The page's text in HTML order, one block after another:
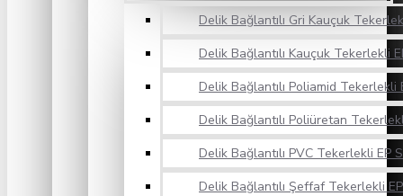
Delik Bağlantılı Gri Kauçuk
Delik Bağlantılı Kauçuk Tekerlekli
Delik Bağlantılı Poliamid Tekerlekli
Delik Bağlantılı Poliüretan
Delik Bağlantılı PVC Tekerlekli EP
Delik Bağlantılı Şeffaf Tekerlekli